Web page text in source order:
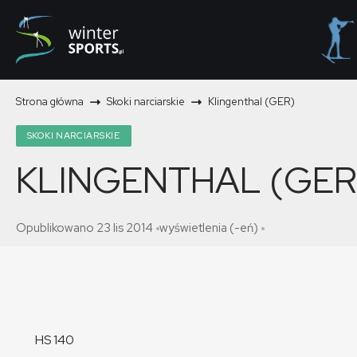
Strona główna Skoki narciarskie Klingenthal (GER)
SKOKI NARCIARSKIE
KLINGENTHAL
Opublikowano 23 lis 2014 wyświetlenia (-eń)
HS 140